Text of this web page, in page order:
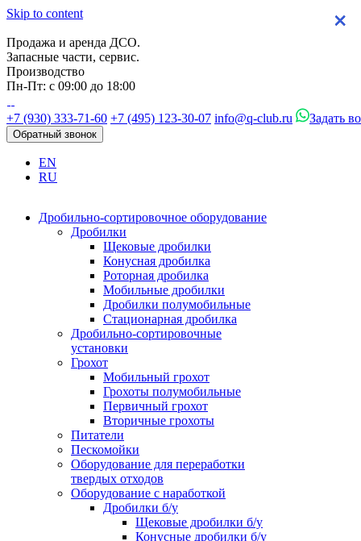
Skip to content
Продажа и аренда ДСО.
Запасные части, сервис.
Производство
Пн-Пт: с 09:00 до 18:00
+7 (930) 333-71-60 +7 (495) 123-30-07 info@q-club.ru Задать
Обратный звонок
EN
RU
Дробильно-сортировочное оборудование
Дробилки
Щековые дробилки
Конусная дробилка
Роторная дробилка
Мобильные дробилки
Дробилки полумобильные
Стационарная дробилка
Дробильно-сортировочные
установки
Грохот
Мобильный грохот
Грохоты полумобильные
Первичный грохот
Вторичные грохоты
Питатели
Пескомойки
Оборудование для переработки
твердых отходов
Оборудование с наработкой
Дробилки б/у
Щековые дробилки б/у
Конусные дробилки б/у
×
×
×
×